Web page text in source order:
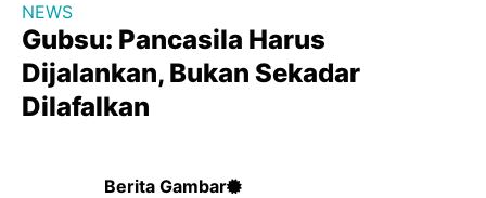
NEWS
Gubsu: Pancasila Harus
Dijalankan, Bukan Sekadar
Dilafalkan
Berita Gambar